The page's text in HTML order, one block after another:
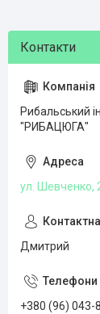
Рибальський
"РИБАЦЮГА"
ул. Шевченко,
Дмитрий
+380 (96) 043-